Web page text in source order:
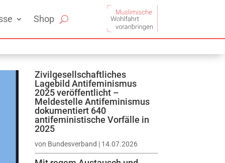
Shop
Zivilgesellschaftliches
Lagebild Antifeminismus
2025 veröffentlicht –
Meldestelle Antifeminismus
dokumentiert 640
antifeministische Vorfälle in
2025
von Bundesverband | 14.07.2026